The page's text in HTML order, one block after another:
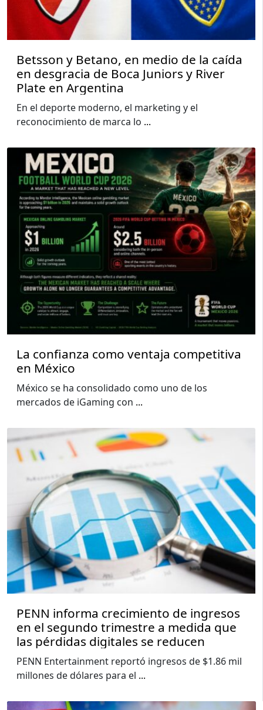
Betsson y Betano, en medio de la caída
en desgracia de Boca Juniors y River
Plate en Argentina
En el deporte moderno, el marketing y el
reconocimiento de marca lo ...
La confianza como ventaja competitiva
en México
México se ha consolidado como uno de los
mercados de iGaming con ...
PENN informa crecimiento de ingresos
en el segundo trimestre a medida que
las pérdidas digitales se reducen
PENN Entertainment reportó ingresos de $1.86 mil
millones de dólares para el ...